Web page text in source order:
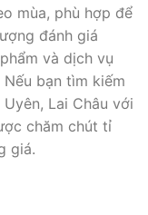
mùa, phù hợp để
đánh giá
và dịch vụ
bạn tìm kiếm
Lai Châu với
chăm chút tỉ
giá.